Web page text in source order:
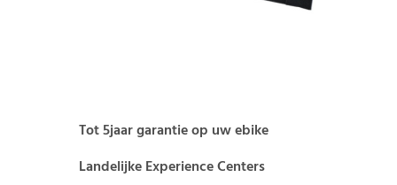
Tot 5jaar garantie op uw ebike
Landelijke Experience Centers